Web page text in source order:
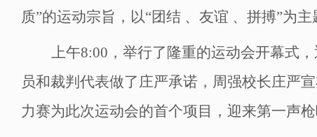
质”的运动宗旨，以“团结 、友谊 、拼搏”为
上午8:00 ，举行了隆重的运动会开幕式
员和裁判代表做了庄严承诺，周强校长庄严
力赛为此次运动会的首个项目，迎来第一声